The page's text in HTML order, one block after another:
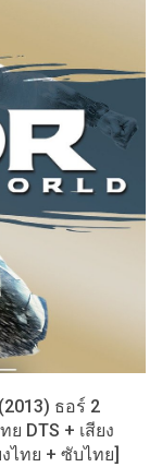
ธอร์ 2
DTS + เสียง
ไทย + ซับไทย]